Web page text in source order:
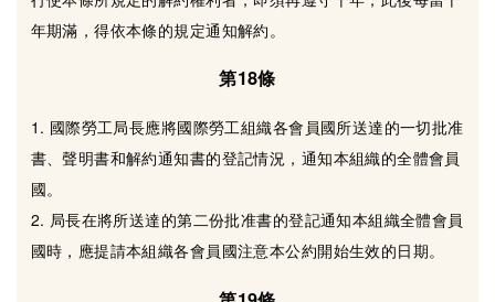
年期滿，得依本條的規定通知解約。
第18條
1. 國際勞工局長應將國際勞工組織各會員國所送達的一切批准
書、聲明書和解約通知書的登記情況，通知本組織的全體會員
國。
2. 局長在將所送達的第二份批准書的登記通知本組織全體會員
國時，應提請本組織各會員國注意本公約開始生效的日期。